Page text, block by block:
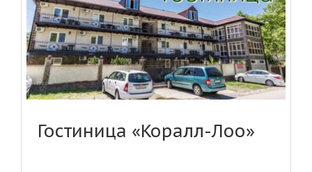
Гостиница «Коралл-Лоо»